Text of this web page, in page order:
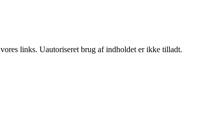
links. Uautoriseret brug af indholdet er ikke tilladt.